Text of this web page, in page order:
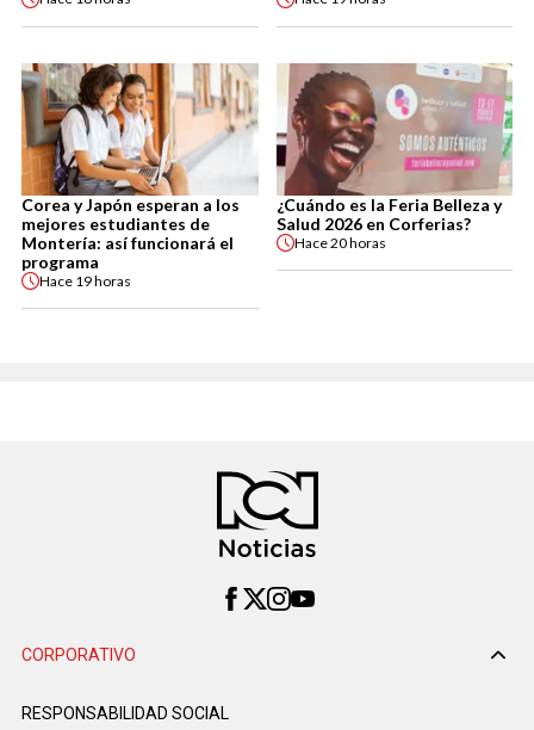
Corea y Japón esperan a los
mejores estudiantes de
Montería: así funcionará el
programa
Hace 19 horas
¿Cuándo es la Feria Belleza y
Salud 2026 en Corferias?
Hace20 horas
CORPORATIVO
RESPONSABILIDAD SOCIAL